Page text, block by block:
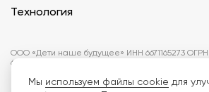
Технология
ООО «Дети наше будущее» ИНН 6671165273
667101001 БИК 046577674
Информация на сайте не является публичной
Мы используем файлы cookie для